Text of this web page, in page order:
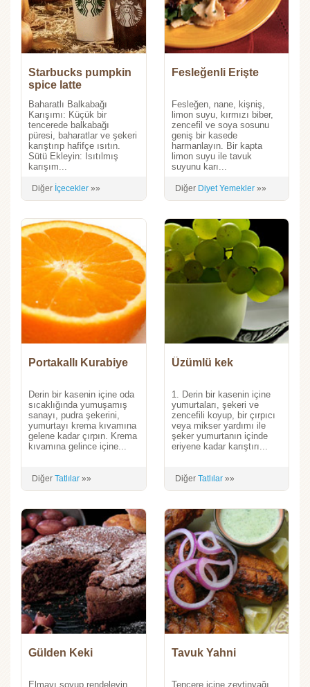
Starbucks pumpkin
spice latte
latte)
Baharatlı Balkabağı
Karışımı: Küçük bir
tencerede balkabağı
püresi, baharatlar ve şekeri
karıştırıp hafifçe ısıtın.
Sütü Ekleyin: Isıtılmış
karışım...
Diğer İçecekler »»
Fesleğenli Erişte
Fesleğen, nane, kişniş,
limon suyu, kırmızı biber,
zencefil ve soya sosunu
geniş bir kasede
harmanlayın. Bir kapta
limon suyu ile tavuk
suyunu karı...
Diğer Diyet Yemekler»»
Portakallı Kurabiye
Derin bir kasenin içine oda
sıcaklığında yumuşamış
sanayı, pudra şekerini,
yumurtayı krema kıvamına
gelene kadar çırpın. Krema
kıvamına gelince içine...
Diğer Tatlılar »»
Üzümlü kek
1. Derin bir kasenin içine
yumurtaları, şekeri ve
zencefili koyup, bir çırpıcı
veya mikser yardımı ile
şeker yumurtanın içinde
eriyene kadar karıştırı...
Diğer Tatlılar»»
Gülden Keki
Elmayı soyup rendeleyin.
Tavuk Yahni
Tencere içine zeytinyağı